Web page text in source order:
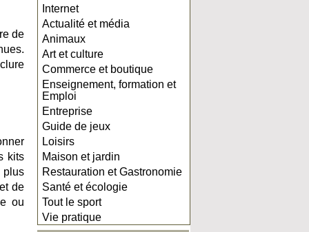
Internet
Actualité et média
Animaux
Art et culture
Commerce et boutique
Enseignement, formation et
Emploi
Entreprise
Guide de jeux
Loisirs
Maison et jardin
Restauration et Gastronomie
Santé et écologie
Tout le sport
Vie pratique
de
kits
plus
de
ou